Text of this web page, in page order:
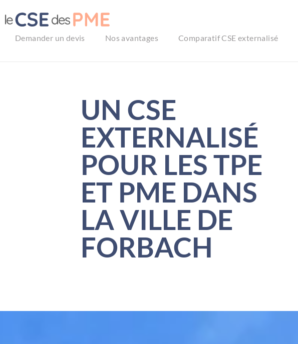
au
contenu
Demander un devis
Nos avantages Comparatif CSE externalisé
UN CSE
EXTERNALISÉ
POUR LES TPE
ET PME DANS
LA VILLE DE
FORBACH